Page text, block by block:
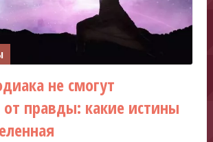
не смогут
от правды: какие истины